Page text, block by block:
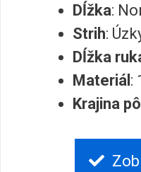
Dĺžka:
Strih:
Dĺžka
Materiál :
Krajina